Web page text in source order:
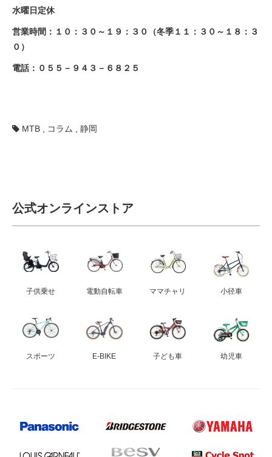
水曜日定休
営業時間：１０：３０～１９：３０（冬季１１：３０～１８：３
０）
電話： ０５５－９４３－６８２５
MTB , コラム , 静岡
公式オンラインストア
子供乗せ 電動自転車 ママチャリ 小径車
スポーツ E-BIKE 子ども車 幼児車